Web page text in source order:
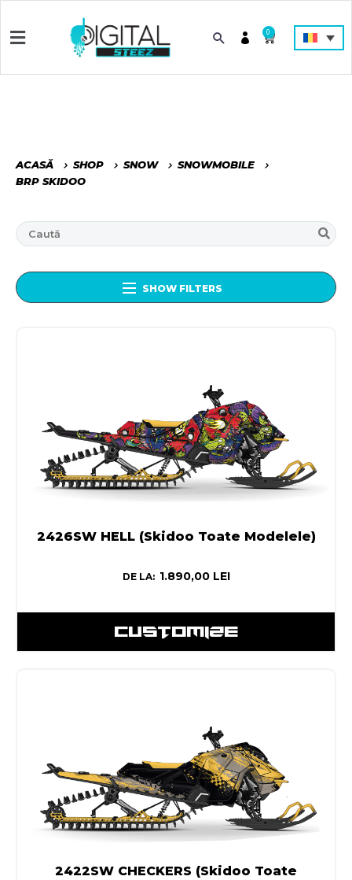
0
ACASĂ SHOP SNOW
SNOWMOBILE
BRP SKIDOO
SHOW FILTERS
2426SW HELL (Skidoo Toate Modelele)
DE LA: 1.890,00 LEI
CUSTOMIZE
2422SW CHECKERS (Skidoo Toate